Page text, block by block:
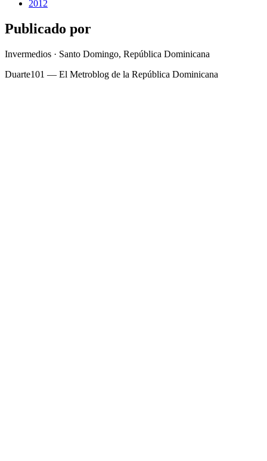
2012
Publicado por
Invermedios · Santo Domingo, República Dominicana
Duarte101 — El Metroblog de la República Dominicana